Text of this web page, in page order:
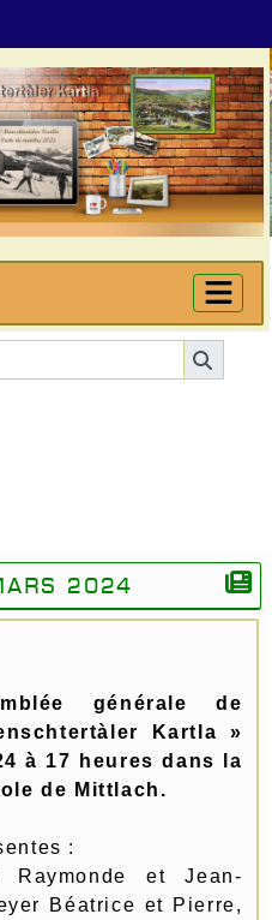
2024
générale de
Kartla »
à 17 heures dans la
de Mittlach.
:
Raymonde et Jean-
Béatrice et Pierre,